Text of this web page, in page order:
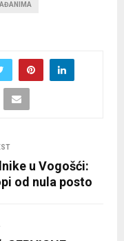
u Vogošći:
od nula posto